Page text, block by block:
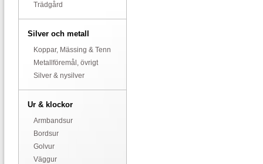
Trädgård
Silver och metall
Koppar, Mässing & Tenn
Metallföremål, övrigt
Silver & nysilver
Ur & klockor
Armbandsur
Bordsur
Golvur
Väggur